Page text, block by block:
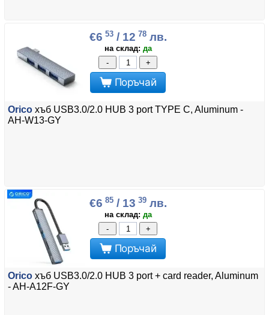
€6 53/ 12 78лв.
на склад: да
-
+
Поръчай
Orico хъб USB3.0/2.0 HUB 3 port TYPE C, Aluminum -
AH-W13-GY
€6 85/ 13 39лв.
на склад: да
-
+
Поръчай
Orico хъб USB3.0/2.0 HUB 3 port + card reader, Aluminum
- AH-A12F-GY